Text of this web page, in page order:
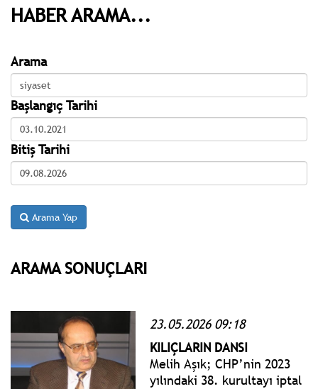
HABER ARAMA...
Arama
Başlangıç Tarihi
Bitiş Tarihi
Arama Yap
ARAMA SONUÇLARI
23.05.2026 09:18
KILIÇLARIN DANSI
Melih Aşık; CHP’nin 2023
yılındaki 38. kurultayı iptal